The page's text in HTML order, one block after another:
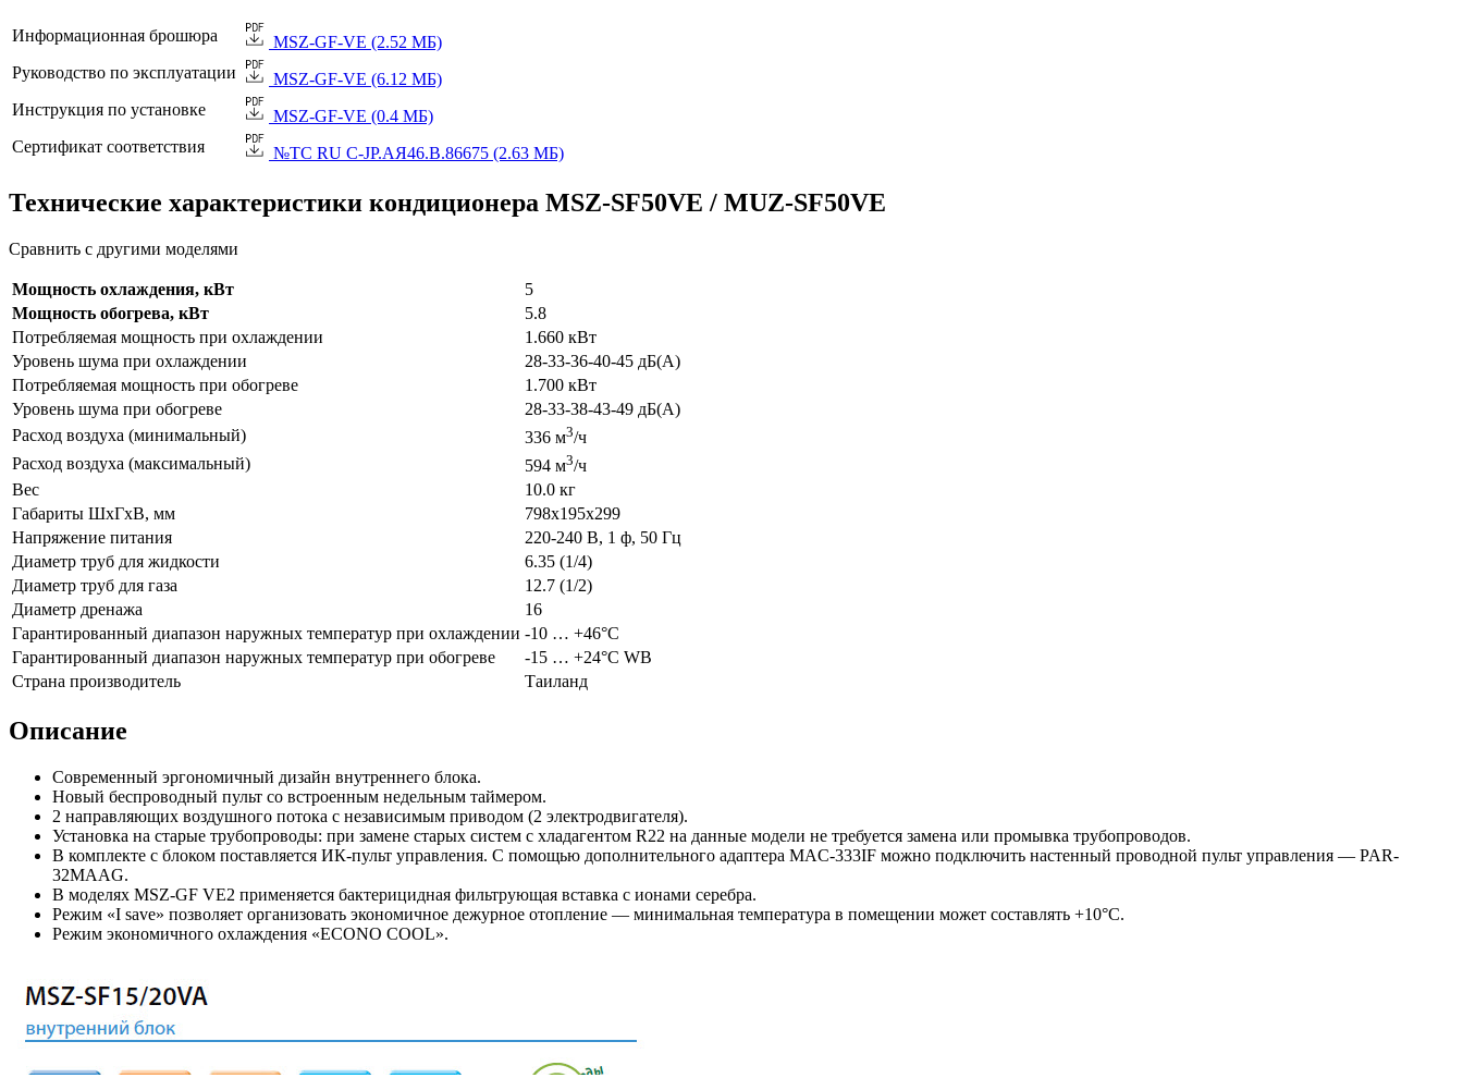
Информационная брошюра
MSZ-GF-VE (2.52 МБ)
Руководство по эксплуатации
MSZ-GF-VE (6.12 МБ)
Инструкция по установке
MSZ-GF-VE (0.4 МБ)
Сертификат соответствия
№TC RU C-JP.АЯ46.B.86675 (2.63 МБ)
Технические характеристики кондиционера MSZ-SF50VE / MUZ-SF50VE
Сравнить с другими моделями
Мощность охлаждения, кВт
5
Мощность обогрева, кВт
5.8
Потребляемая мощность при охлаждении
1.660 кВт
Уровень шума при охлаждении
28-33-36-40-45 дБ(А)
Потребляемая мощность при обогреве
1.700 кВт
Уровень шума при обогреве
28-33-38-43-49 дБ(А)
Расход воздуха (минимальный)
336 м3/ч
Расход воздуха (максимальный)
594 м3/ч
Вес
10.0 кг
Габариты ШхГхВ, мм
798х195х299
Напряжение питания
220-240 В, 1 ф, 50 Гц
Диаметр труб для жидкости
6.35 (1/4)
Диаметр труб для газа
12.7 (1/2)
Диаметр дренажа
16
Гарантированный диапазон наружных температур при охлаждении -10 … +46°C
Гарантированный диапазон наружных температур при обогреве
-15 … +24°C WB
Страна производитель
Таиланд
Описание
Современный эргономичный дизайн внутреннего блока.
Новый беспроводный пульт со встроенным недельным таймером.
2 направляющих воздушного потока с независимым приводом (2 электродвигателя).
Установка на старые трубопроводы: при замене старых систем с хладагентом R22 на данные модели не требуется замена или промывка трубопроводов.
В комплекте с блоком поставляется ИК-пульт управления. С помощью дополнительного адаптера MAC-333IF можно подключить настенный проводной пульт управления — PAR-
32MAAG.
В моделях MSZ-GF VE2 применяется бактерицидная фильтрующая вставка с ионами серебра.
Режим «I save» позволяет организовать экономичное дежурное отопление — минимальная температура в помещении может составлять +10°С.
Режим экономичного охлаждения «ECONO COOL».